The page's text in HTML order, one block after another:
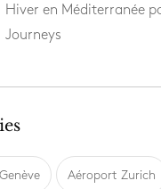
Hiver en Méditerranée
Journeys
Aéroport Zurich